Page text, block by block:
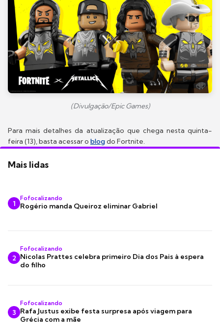
(Divulgação/Epic Games)
Para mais detalhes da atualização que chega nesta quinta-
feira (13), basta acessar o blogdo Fortnite.
Mais lidas
1
Fofocalizando
Rogério manda Queiroz eliminar Gabriel
2
Fofocalizando
Nicolas Prattes celebra primeiro Dia dos Pais à espera
do filho
3
Fofocalizando
Rafa Justus exibe festa surpresa após viagem para
Grécia com a mãe